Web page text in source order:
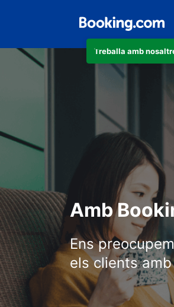
Treballa amb
Amb
Ens
els clients